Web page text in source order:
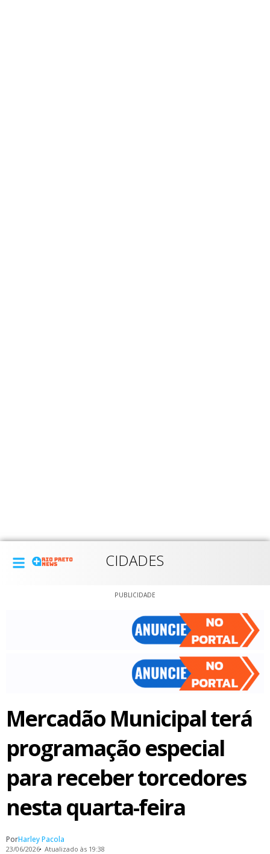
CIDADES
PUBLICIDADE
Mercadão Municipal terá
programação especial
para receber torcedores
nesta quarta-feira
PorHarley Pacola
23/06/2026 Atualizado às 19:38